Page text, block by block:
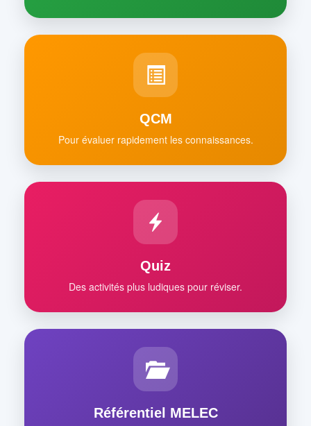
QCM
Pour évaluer rapidement les connaissances.
Quiz
Des activités plus ludiques pour réviser.
Référentiel MELEC